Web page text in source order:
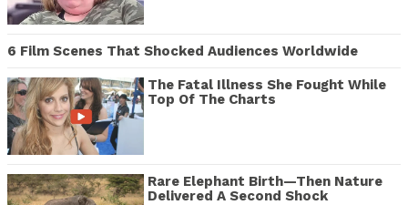
6 Film Scenes That Shocked Audiences Worldwide
The Fatal Illness She Fought While
Top Of The Charts
Rare Elephant Birth—Then Nature
Delivered A Second Shock